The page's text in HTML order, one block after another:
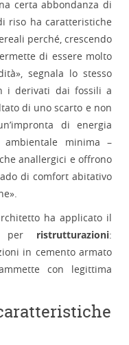
certa abbondanza di
riso ha caratteristiche
perché, crescendo
di essere molto
segnala lo stesso
i derivati dai fossili a
di uno scarto e non
di energia
ambientale minima –
anallergici e offrono
di comfort abitativo
ha applicato il
per ristrutturazioni:
in cemento armato
con legittima